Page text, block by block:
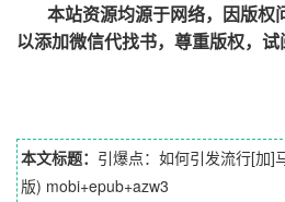
本站资源均源于网络，因版权
以添加微信代找书，尊重版权，试
本文标题： 引爆点：如何引发流行[加]
版) mobi+epub+azw3